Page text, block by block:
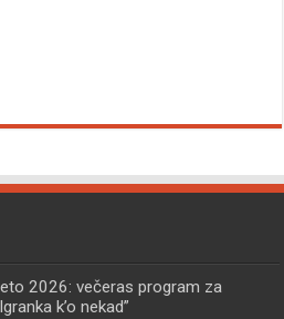
2026: večeras program za
k’o nekad”